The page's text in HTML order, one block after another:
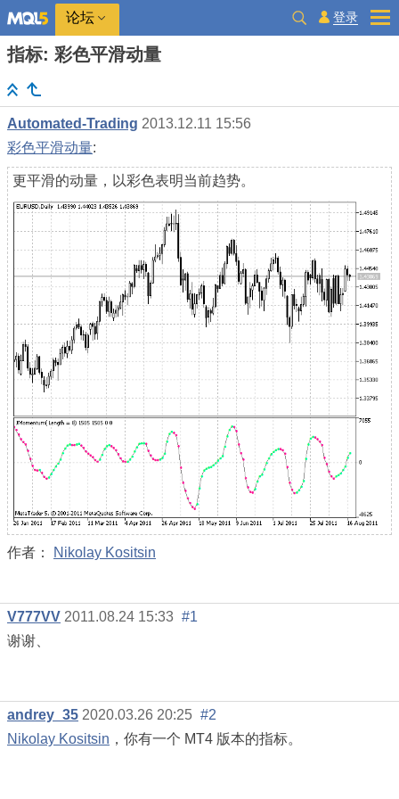
论坛 登录
指标: 彩色平滑动量
Automated-Trading 2013.12.11 15:56
彩色平滑动量:
更平滑的动量，以彩色表明当前趋势。
作者： Nikolay Kositsin
V777VV 2011.08.24 15:33 #1
谢谢、
andrey_35 2020.03.26 20:25 #2
Nikolay Kositsin ，你有一个 MT4 版本的指标。